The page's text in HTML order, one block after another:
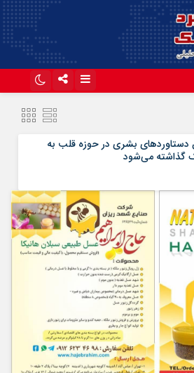
دستاوردهای بشری در حوزه قلب به
گذاشته می‌شود